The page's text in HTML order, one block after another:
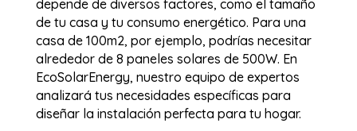
depende de diversos factores, como el tamaño
de tu casa y tu consumo energético. Para una
casa de 100m2, por ejemplo, podrías necesitar
alrededor de 8 paneles solares de 500W. En
EcoSolarEnergy, nuestro equipo de expertos
analizará tus necesidades específicas para
diseñar la instalación perfecta para tu hogar.